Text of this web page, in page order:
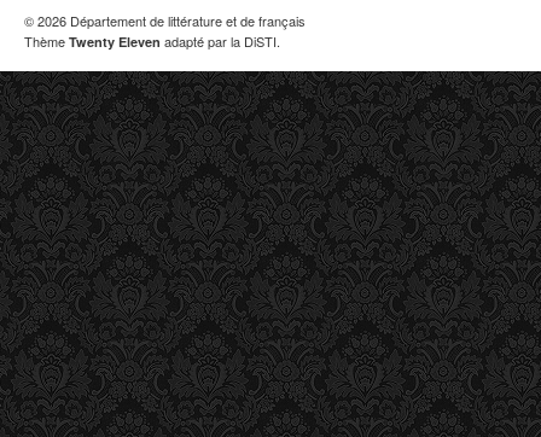
© 2026 Département de littérature et de français
Thème Twenty Eleven adapté par la DiSTI.